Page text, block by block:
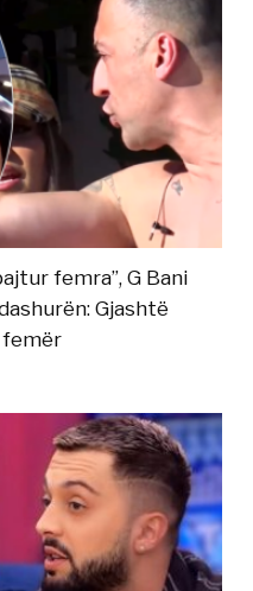
femra”, G Bani
Gjashtë
femër